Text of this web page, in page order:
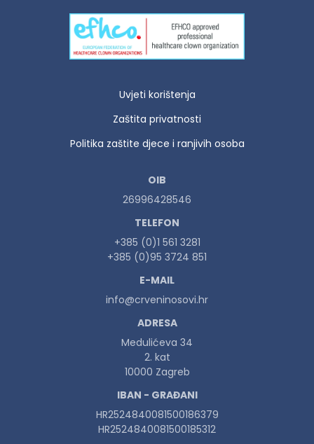
Uvjeti korištenja
Zaštita privatnosti
Politika zaštite djece i ranjivih osoba
OIB
26996428546
TELEFON
+385 (0)1 561 3281
+385 (0)95 3724 851
E-MAIL
info@crveninosovi.hr
ADRESA
Medulićeva 34
2. kat
10000 Zagreb
IBAN - GRAĐANI
HR2524840081500186379
HR2524840081500185312